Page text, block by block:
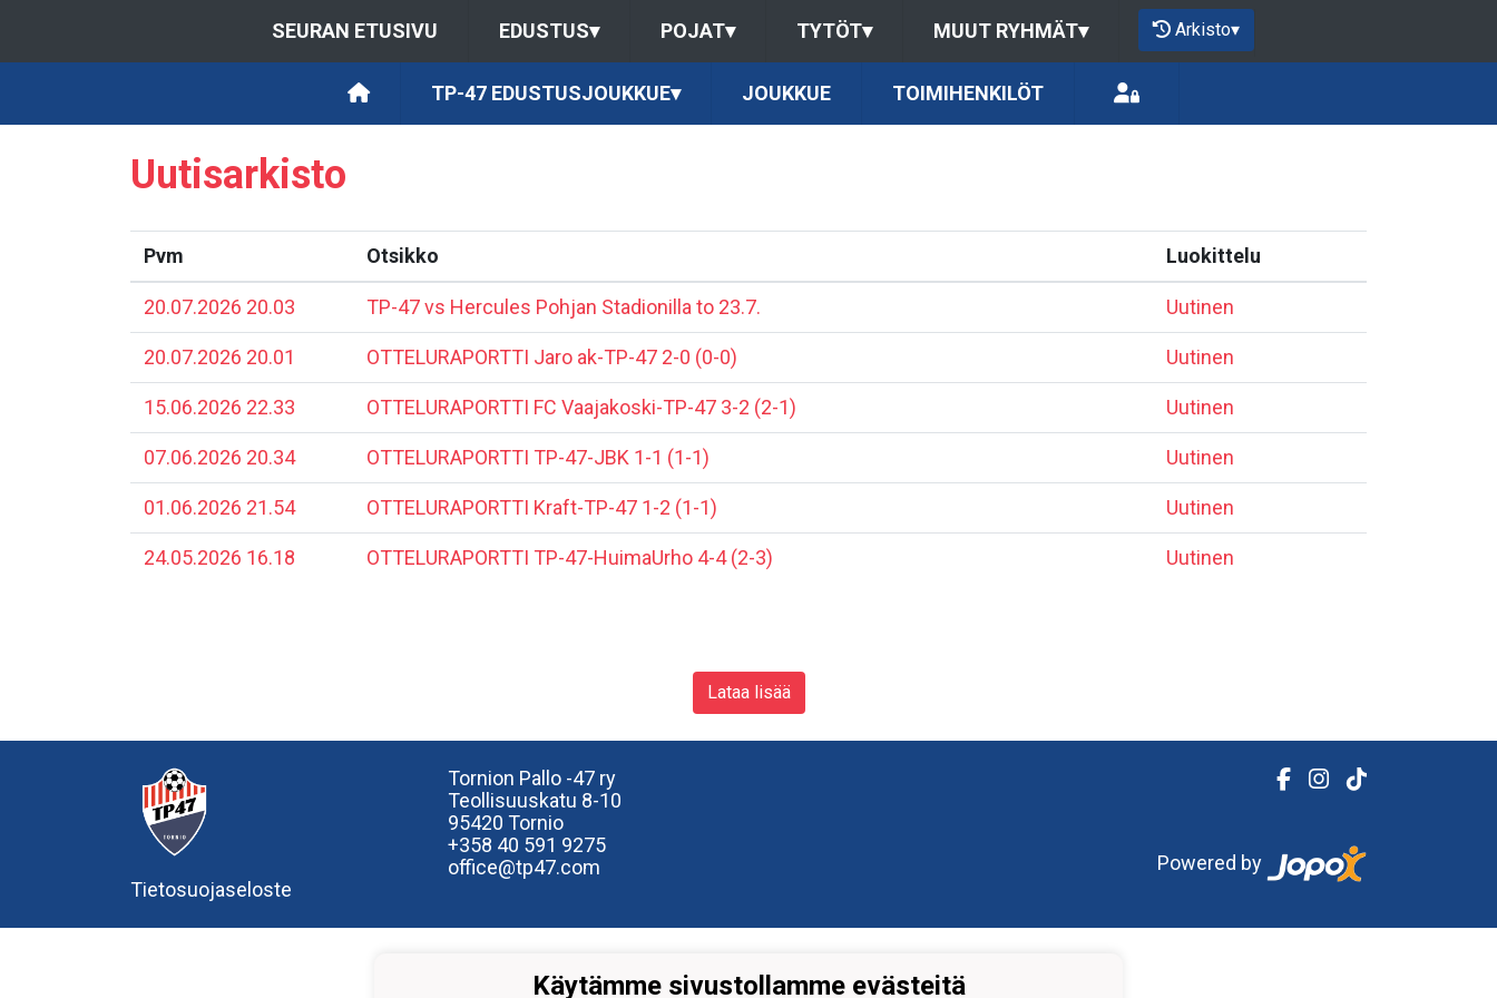
SEURAN ETUSIVU EDUSTUS▾ POJAT▾ TYTÖT▾ MUUT RYHMÄT▾ Arkisto▾
TP-47 EDUSTUSJOUKKUE▾ JOUKKUE TOIMIHENKILÖT
Uutisarkisto
Pvm Otsikko Luokittelu
20.07.2026 20.03 TP-47 vs Hercules Pohjan Stadionilla to 23.7. Uutinen
20.07.2026 20.01 ​OTTELURAPORTTI Jaro ak-TP-47 2-0 (0-0) Uutinen
15.06.2026 22.33 ​OTTELURAPORTTI FC Vaajakoski-TP-47 3-2 (2-1) Uutinen
07.06.2026 20.34 ​OTTELURAPORTTI TP-47-JBK 1-1 (1-1) Uutinen
01.06.2026 21.54 OTTELURAPORTTI Kraft-TP-47 1-2 (1-1) Uutinen
24.05.2026 16.18 ​OTTELURAPORTTI TP-47-HuimaUrho 4-4 (2-3) Uutinen
Lataa lisää
Tietosuojaseloste
Tornion Pallo -47 ry
Teollisuuskatu 8-10
95420 Tornio
+358 40 591 9275
office@tp47.com
Powered by
Käytämme sivustollamme evästeitä